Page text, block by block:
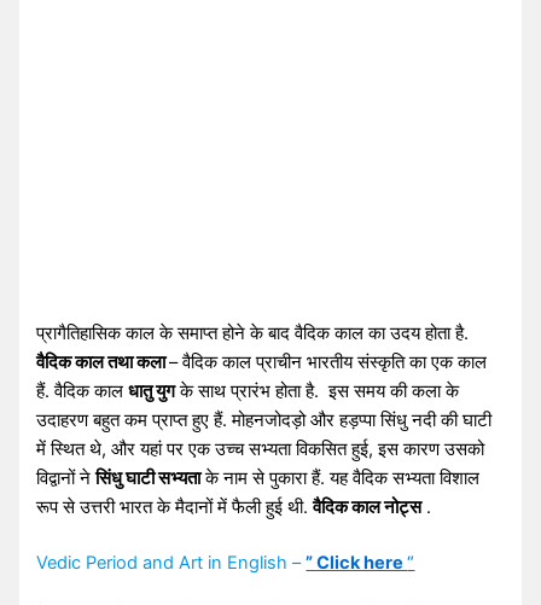
प्रागैतिहासिक काल के समाप्त होने के बाद वैदिक काल का उदय होता है.
वैदिक काल तथा कला– वैदिक काल प्राचीन भारतीय संस्कृति का एक काल
हैं. वैदिक कालधातु युगके साथ प्रारंभ होता है. इस समय की कला के
उदाहरण बहुत कम प्राप्त हुए हैं. मोहनजोदड़ो और हड़प्पा सिंधु नदी की घाटी
में स्थित थे, और यहां पर एक उच्च सभ्यता विकसित हुई, इस कारण उसको
विद्वानों नेसिंधु घाटी सभ्यताके नाम से पुकारा हैं. यह वैदिक सभ्यता विशाल
रूप से उत्तरी भारत के मैदानों में फैली हुई थी.वैदिक काल नोट्स.
Vedic Period and Art in English –” Click here“